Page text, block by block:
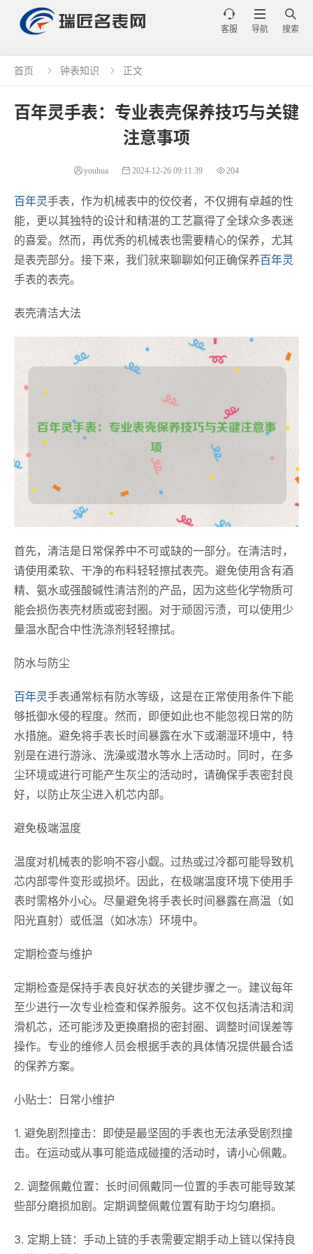

搜索

导航

客服
首页  钟表知识  正文
百年灵手表：专业表壳保养技巧与关键
注意事项
youhua 2024-12-26 09:11:39 204
百年灵手表，作为机械表中的佼佼者，不仅拥有卓越的性
能，更以其独特的设计和精湛的工艺赢得了全球众多表迷
的喜爱。然而，再优秀的机械表也需要精心的保养，尤其
是表壳部分。接下来，我们就来聊聊如何正确保养百年灵
手表的表壳。
表壳清洁大法
首先，清洁是日常保养中不可或缺的一部分。在清洁时，
请使用柔软、干净的布料轻轻擦拭表壳。避免使用含有酒
精、氨水或强酸碱性清洁剂的产品，因为这些化学物质可
能会损伤表壳材质或密封圈。对于顽固污渍，可以使用少
量温水配合中性洗涤剂轻轻擦拭。
防水与防尘
百年灵手表通常标有防水等级，这是在正常使用条件下能
够抵御水侵的程度。然而，即便如此也不能忽视日常的防
水措施。避免将手表长时间暴露在水下或潮湿环境中，特
别是在进行游泳、洗澡或潜水等水上活动时。同时，在多
尘环境或进行可能产生灰尘的活动时，请确保手表密封良
好，以防止灰尘进入机芯内部。
避免极端温度
温度对机械表的影响不容小觑。过热或过冷都可能导致机
芯内部零件变形或损坏。因此，在极端温度环境下使用手
表时需格外小心。尽量避免将手表长时间暴露在高温（如
阳光直射）或低温（如冰冻）环境中。
定期检查与维护
定期检查是保持手表良好状态的关键步骤之一。建议每年
至少进行一次专业检查和保养服务。这不仅包括清洁和润
滑机芯，还可能涉及更换磨损的密封圈、调整时间误差等
操作。专业的维修人员会根据手表的具体情况提供最合适
的保养方案。
小贴士：日常小维护
1. 避免剧烈撞击：即使是最坚固的手表也无法承受剧烈撞
击。在运动或从事可能造成碰撞的活动时，请小心佩戴。
2. 调整佩戴位置：长时间佩戴同一位置的手表可能导致某
些部分磨损加剧。定期调整佩戴位置有助于均匀磨损。
3. 定期上链：手动上链的手表需要定期手动上链以保持良